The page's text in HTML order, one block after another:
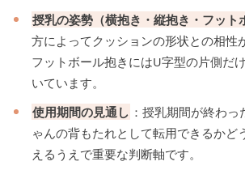
授乳の姿勢（横抱き・縦抱き・フット
方によってクッションの形状との相性
フットボール抱きにはU字型の片側だ
いています。
使用期間の見通し ：授乳期間が終わ
ゃんの背もたれとして転用できるかど
えるうえで重要な判断軸です。